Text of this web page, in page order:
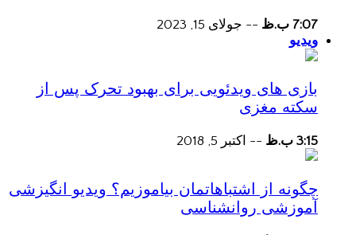
7:07 ب.ظ -- جولای 15, 2023
ویدیو
بازی های ویدئویی برای بهبود تحرک پس از
سکته مغزی
3:15 ب.ظ -- اکتبر 5, 2018
چگونه از اشتباهاتمان بیاموزیم؟ ویدیو انگیزشی
آموزشی روانشناسی